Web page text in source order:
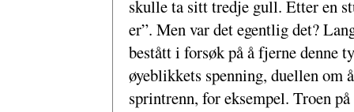
skulle ta sitt tredje gull. Etter en
er”. Men var det egentlig det?
bestått i forsøk på å fjerne denne
øyeblikkets spenning, duellen om
sprintrenn, for eksempel. Troen